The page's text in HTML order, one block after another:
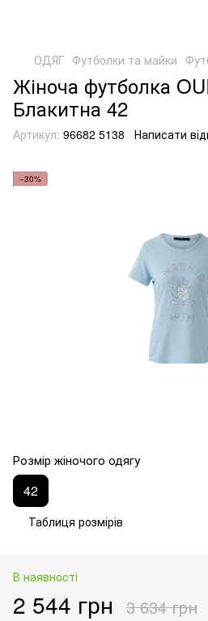
ОДЯГ Футболки та майки
Жіноча футболка
Блакитна 42
Артикул: 96682 5138 Написати
−30%
Розмір жіночого одягу
42
Таблиця розмірів
В наявності
2 544 грн 3 634 грн